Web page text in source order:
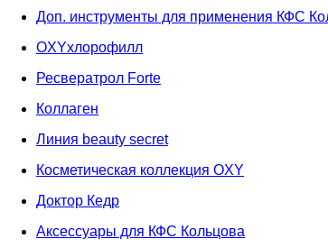
Доп. инструменты для применения КФС
OXYхлорофилл
Ресвератрол Forte
Коллаген
Линия beauty secret
Косметическая коллекция OXY
Доктор Кедр
Аксессуары для КФС Кольцова